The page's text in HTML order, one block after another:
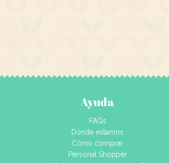
Ayuda
FAQs
Dónde estamos
Cómo comprar
Personal Shopper